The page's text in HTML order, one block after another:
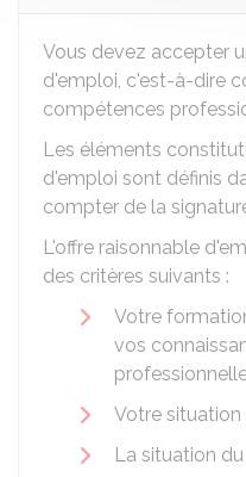
Vous devez accepter
d'emploi, c'est-à-dire
compétences
Les éléments
d'emploi sont définis
compter de la
L'offre raisonnable
des critères suivants :
Votre
vos
Votre
La situation